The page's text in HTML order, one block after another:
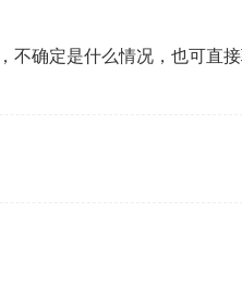
不确定是什么情况，也可直